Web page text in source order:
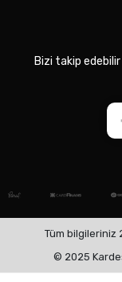
Bizi takip edebilir
Tüm bilgileriniz
© 2025